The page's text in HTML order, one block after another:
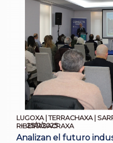
LUGOXA | TERRACHAXA |
RIBEIRASACRAXA
25/11/2025
Analizan el futuro